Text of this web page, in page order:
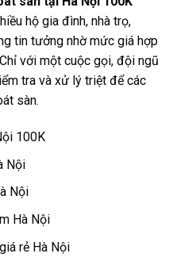
hộ gia đình, nhà trọ,
tin tưởng nhờ mức giá hợp
với một cuộc gọi, đội ngũ
tra và xử lý triệt để các
sàn.
100K
Nội
Nội
Hà Nội
rẻ Hà Nội